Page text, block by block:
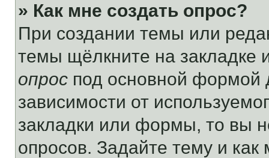
» Как мне создать опрос?
При создании темы или
темы щёлкните на
опрос под основной формой
зависимости от
закладки или формы, то вы
опросов. Задайте тему и